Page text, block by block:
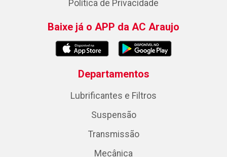
Política de Privacidade
Baixe já o APP da AC Araujo
Departamentos
Lubrificantes e Filtros
Suspensão
Transmissão
Mecânica